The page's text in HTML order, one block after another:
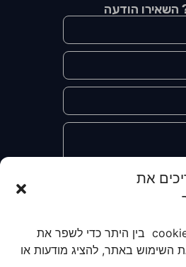
את
האתר משתמש בקבצי cookies בין היתר כדי לשפר את
השימוש באתר, להציג מודעות או
השאירו הודעה
את מסירת הפרטים
שירותים, מועדון
ת שאוכל לבטל את